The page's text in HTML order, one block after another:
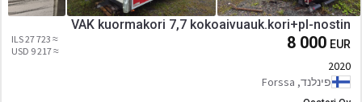
VAK kuormakori 7,7 kokoaivuauk.kori+pl-nostin
8 000 EUR
≈ 27 723 ILS
≈ 9 217 USD
2020
פינלנד, Forssa